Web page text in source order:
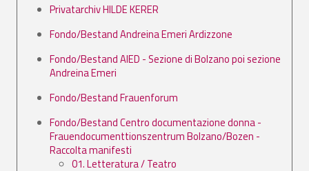
Privatarchiv HILDE KERER
Fondo/Bestand Andreina Emeri Ardizzone
Fondo/Bestand AIED - Sezione di Bolzano poi sezione
Andreina Emeri
Fondo/Bestand Frauenforum
Fondo/Bestand Centro documentazione donna -
Frauendocumenttionszentrum Bolzano/Bozen -
Raccolta manifesti
01. Letteratura / Teatro